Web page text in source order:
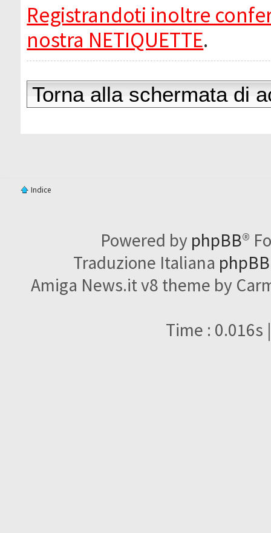
Registrandoti inoltre
nostra NETIQUETTE.
Torna alla schermata di
Indice
Powered by phpBB®
Traduzione Italiana
Amiga News.it v8 theme by
Time : 0.016s